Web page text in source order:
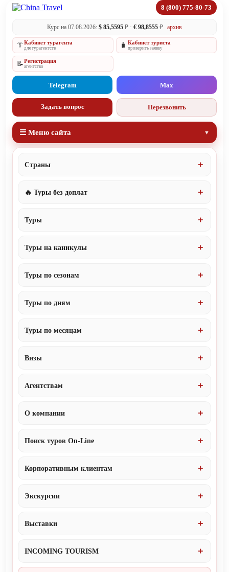
8 (800) 775-80-73
Курс на 07.08.2026: $ 85,5595 ₽ · € 98,8555 ₽ архив
👔Кабинет турагента
для турагентств 🧳 Кабинет туриста
проверить заявку
📝Регистрация
агентство
Telegram Max
Задать вопрос Перезвонить
☰ Меню сайта
Страны
🔥 Туры без доплат
Туры
Туры на каникулы
Туры по сезонам
Туры по дням
Туры по месяцам
Визы
Агентствам
О компании
Поиск туров On-Line
Корпоративным клиентам
Экскурсии
Выставки
INCOMING TOURISM